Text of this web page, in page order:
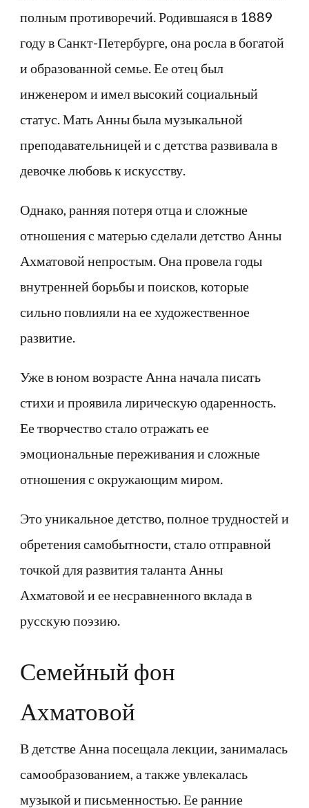
полным противоречий. Родившаяся в 1889
году в Санкт-Петербурге, она росла в богатой
и образованной семье. Ее отец был
инженером и имел высокий социальный
статус. Мать Анны была музыкальной
преподавательницей и с детства развивала в
девочке любовь к искусству.
Однако, ранняя потеря отца и сложные
отношения с матерью сделали детство Анны
Ахматовой непростым. Она провела годы
внутренней борьбы и поисков, которые
сильно повлияли на ее художественное
развитие.
Уже в юном возрасте Анна начала писать
стихи и проявила лирическую одаренность.
Ее творчество стало отражать ее
эмоциональные переживания и сложные
отношения с окружающим миром.
Это уникальное детство, полное трудностей и
обретения самобытности, стало отправной
точкой для развития таланта Анны
Ахматовой и ее несравненного вклада в
русскую поэзию.
Семейный фон
Ахматовой
В детстве Анна посещала лекции, занималась
самообразованием, а также увлекалась
музыкой и письменностью. Ее ранние